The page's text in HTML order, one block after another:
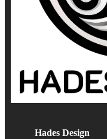
Hades Design